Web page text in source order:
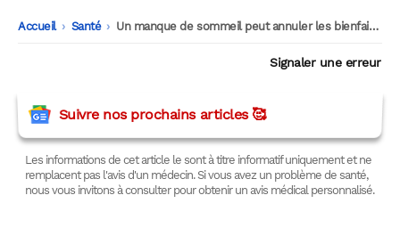
Accueil -
Santé -
Un manque de sommeil peut annuler les bienfaits cognitifs du sport
Signaler une erreur
Suivre nos prochains articles 🥰
Les informations de cet article le sont à titre informatif uniquement et ne
remplacent pas l'avis d'un médecin. Si vous avez un problème de santé,
nous vous invitons à consulter pour obtenir un avis médical personnalisé.